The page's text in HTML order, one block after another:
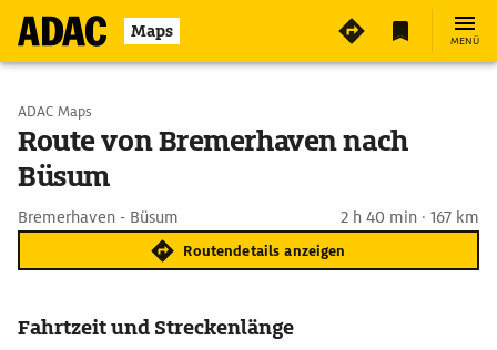
Maps MENÜ
Start wählen
Ziel eingeben
ADAC Maps
Route von Bremerhaven nach
Büsum
Bremerhaven - Büsum 2 h 40 min · 167 km
Routendetails anzeigen
Fahrtzeit und Streckenlänge